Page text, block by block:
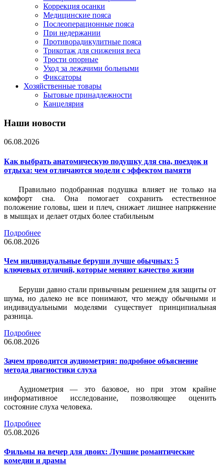
Коррекция осанки
Медицинские пояса
Послеоперационные пояса
При недержании
Противорадикулитные пояса
Трикотаж для снижения веса
Трости опорные
Уход за лежачими больными
Фиксаторы
Хозяйственные товары
Бытовые принадлежности
Канцелярия
Наши новости
06.08.2026
Как выбрать анатомическую подушку для сна, поездок и
отдыха: чем отличаются модели с эффектом памяти
Правильно подобранная подушка влияет не только на
комфорт сна. Она помогает сохранить естественное
положение головы, шеи и плеч, снижает лишнее напряжение
в мышцах и делает отдых более стабильным
Подробнее
06.08.2026
Чем индивидуальные беруши лучше обычных: 5
ключевых отличий, которые меняют качество жизни
Беруши давно стали привычным решением для защиты от
шума, но далеко не все понимают, что между обычными и
индивидуальными моделями существует принципиальная
разница.
Подробнее
06.08.2026
Зачем проводится аудиометрия: подробное объяснение
метода диагностики слуха
Аудиометрия — это базовое, но при этом крайне
информативное исследование, позволяющее оценить
состояние слуха человека.
Подробнее
05.08.2026
Фильмы на вечер для двоих: Лучшие романтические
комедии и драмы